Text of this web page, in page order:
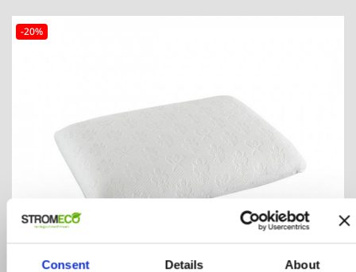
Consent Details About
-20%